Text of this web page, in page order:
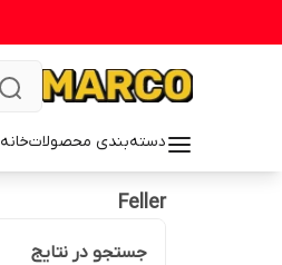
دسته‌بندی محصولاتخانه
Feller
جستجو در نتایج